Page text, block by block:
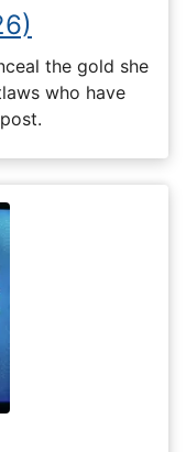
the gold she
who have